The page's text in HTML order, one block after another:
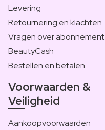
Levering
Retournering en klachten
Vragen over abonnement
BeautyCash
Bestellen en betalen
Voorwaarden &
Veiligheid
Aankoopvoorwaarden